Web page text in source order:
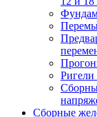
Ригели
Сборные